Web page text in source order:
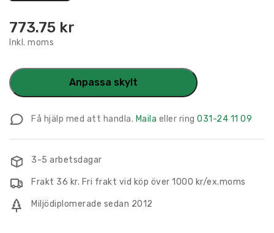
773.75 kr
Inkl. moms
Anpassa skylt
Få hjälp med att handla. Maila eller ring 031-24 11 09
3-5 arbetsdagar
Frakt 36 kr. Fri frakt vid köp över 1000 kr/ex.moms
Miljödiplomerade sedan 2012